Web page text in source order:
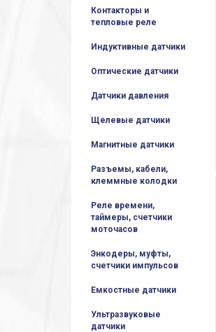
Контакторы и
тепловые реле
Индуктивные датчики
Оптические датчики
Датчики давления
Щелевые датчики
Магнитные датчики
Разъемы, кабели,
клеммные колодки
Реле времени,
таймеры, счетчики
моточасов
Энкодеры, муфты,
счетчики импульсов
Емкостные датчики
Ультразвуковые
датчики